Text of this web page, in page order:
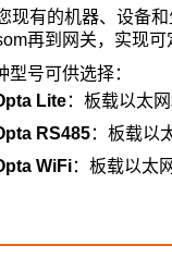
现有的机器、设备
再到网关，实现
号可供选择：
Lite：板载以太
RS485：板载以
WiFi：板载以太